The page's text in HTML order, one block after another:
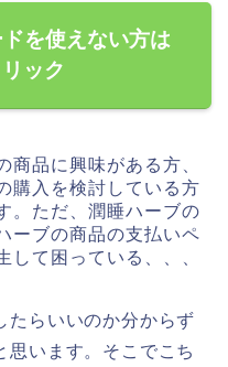
を使えない方は
ック
商品に興味がある方、
購入を検討している方
。ただ、潤睡ハーブの
ーブの商品の支払いペ
して困っている、、、
たらいいのか分からず
思います。そこでこち